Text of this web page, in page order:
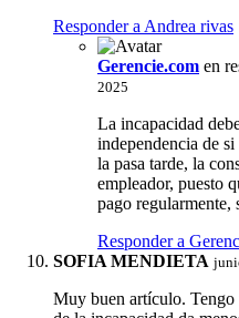
Responder a Andrea rivas
Gerencie.com en
2025
La incapacidad
independencia de
la pasa tarde, la
empleador, puesto
pago regularmente,
Responder a
SOFIA MENDIETA
Muy buen artículo.